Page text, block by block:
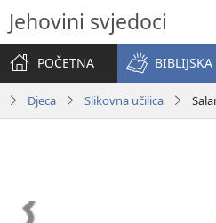
Jehovini svjedoci
POČETNA
BIBLIJSKA
Djeca Slikovna učilica